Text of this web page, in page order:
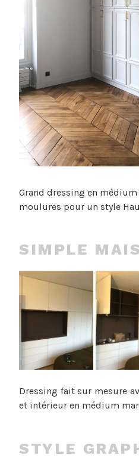
Grand dressing en
moulures pour un style
SIMPLE
Dressing fait sur mesure
et intérieur en médium
STYLE